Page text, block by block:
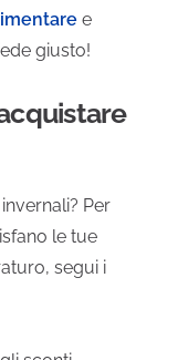
e
giusto!
Per
le tue
segui i